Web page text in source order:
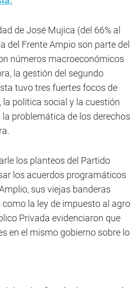
de José Mujica (del 66% al
del Frente Ampio son parte del
números macroeconómicos
la gestión del segundo
tuvo tres fuertes focos de
la política social y la cuestión
problemática de los derechos
los planteos del Partido
los acuerdos programáticos
sus viejas banderas
la ley de impuesto al agro
Privada evidenciaron que
en el mismo gobierno sobre lo